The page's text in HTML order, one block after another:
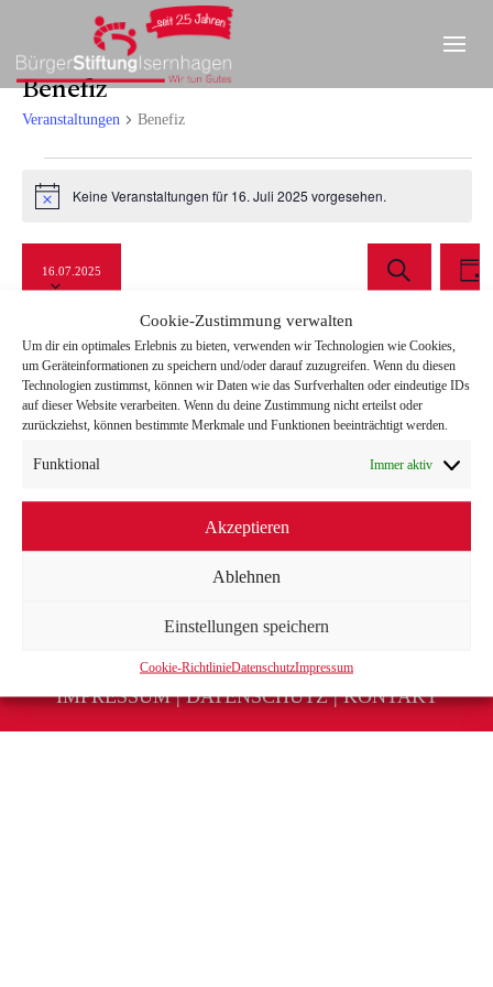
Cookie-Zustimmung verwalten
Um dir ein optimales Erlebnis zu bieten, verwenden wir Technologien wie Cookies,
um Geräteinformationen zu speichern und/oder darauf zuzugreifen. Wenn du diesen
Technologien zustimmst, können wir Daten wie das Surfverhalten oder eindeutige IDs
auf dieser Website verarbeiten. Wenn du deine Zustimmung nicht erteilst oder
zurückziehst, können bestimmte Merkmale und Funktionen beeinträchtigt werden.
Funktional Immer aktiv
Akzeptieren
Ablehnen
Einstellungen speichern
Cookie-RichtlinieDatenschutzImpressum
Benefiz
Veranstaltungen Benefiz
Veranstaltungen
16.
2025
HinweisKeine Veranstaltungen für 16. Juli 2025 vorgesehen.
und
c
h
T
16.07.2025
Vorheriger Tag Nächster Tag
IMPRESSUM|DATENSCHUTZ|KONTAKT